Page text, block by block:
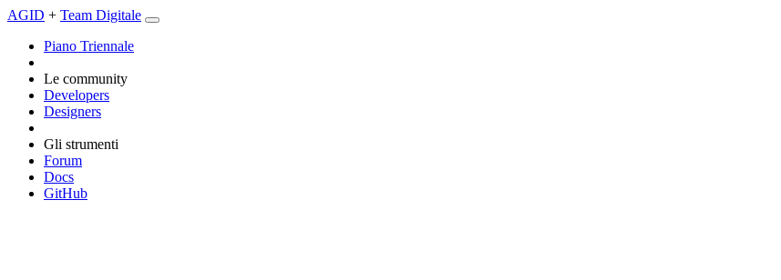
AGID + Team Digitale
Piano Triennale
Le community
Developers
Designers
Gli strumenti
Forum
Docs
GitHub